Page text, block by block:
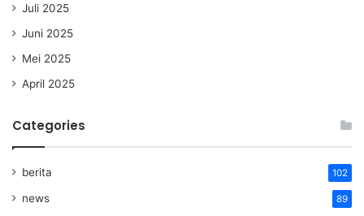
Juli 2025
Juni 2025
Mei 2025
April 2025
Categories
berita 102
news 89